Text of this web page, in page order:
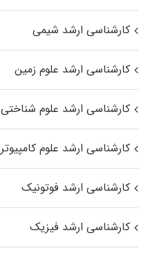
کارشناسی ارشد شیمی
کارشناسی ارشد علوم زمین
کارشناسی ارشد علوم شناختی
کارشناسی ارشد علوم کامپیوتر
کارشناسی ارشد فوتونیک
کارشناسی ارشد فیزیک